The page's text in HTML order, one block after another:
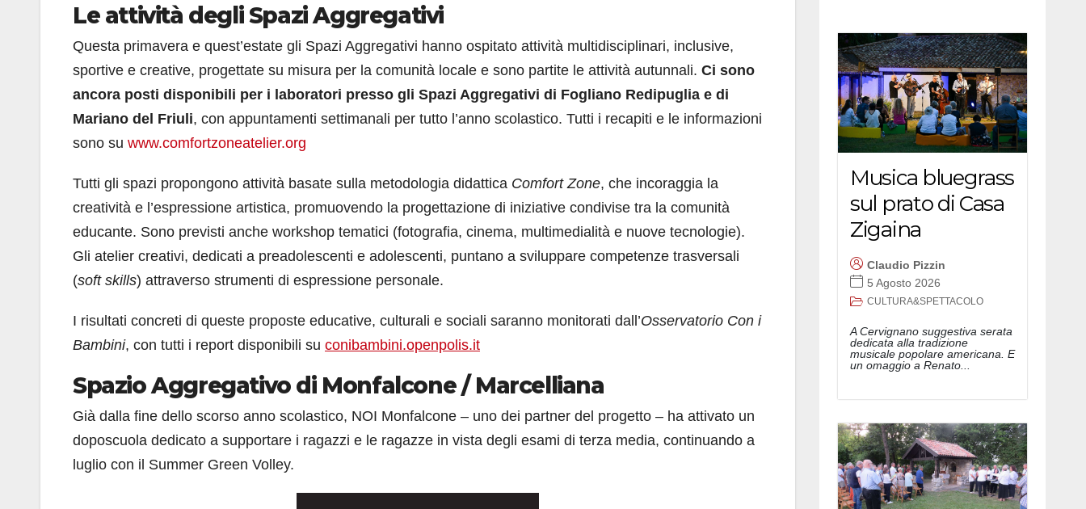
Le attività degli Spazi Aggregativi
Questa primavera e quest’estate gli Spazi Aggregativi hanno ospitato attività multidisciplinari, inclusive,
sportive e creative, progettate su misura per la comunità locale e sono partite le attività autunnali. Ci sono
ancora posti disponibili per i laboratori presso gli Spazi Aggregativi di Fogliano Redipuglia e di
Mariano del Friuli, con appuntamenti settimanali per tutto l’anno scolastico. Tutti i recapiti e le informazioni
sono su www.comfortzoneatelier.org
Tutti gli spazi propongono attività basate sulla metodologia didattica Comfort Zone, che incoraggia la
creatività e l’espressione artistica, promuovendo la progettazione di iniziative condivise tra la comunità
educante. Sono previsti anche workshop tematici (fotografia, cinema, multimedialità e nuove tecnologie).
Gli atelier creativi, dedicati a preadolescenti e adolescenti, puntano a sviluppare competenze trasversali
(soft skills) attraverso strumenti di espressione personale.
I risultati concreti di queste proposte educative, culturali e sociali saranno monitorati dall’Osservatorio Con i
Bambini, con tutti i report disponibili su conibambini.openpolis.it
Spazio Aggregativo di Monfalcone / Marcelliana
Già dalla fine dello scorso anno scolastico, NOI Monfalcone – uno dei partner del progetto – ha attivato un
doposcuola dedicato a supportare i ragazzi e le ragazze in vista degli esami di terza media, continuando a
luglio con il Summer Green Volley.
Musica bluegrass
sul prato di Casa
Zigaina
Claudio Pizzin
5 Agosto 2026
CULTURA&SPETTACOLO
A Cervignano suggestiva serata
dedicata alla tradizione
musicale popolare americana. E
un omaggio a Renato...